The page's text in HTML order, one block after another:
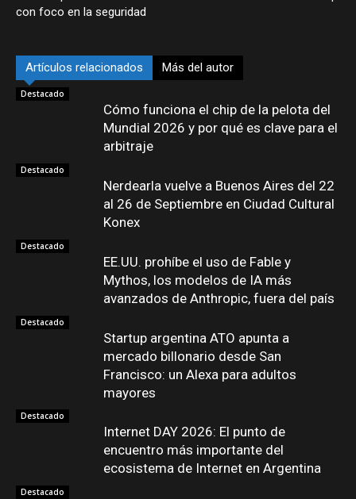
con foco en la seguridad
Artículos relacionados Más del autor
Destacado
Cómo funciona el chip de la pelota del
Mundial 2026 y por qué es clave para el
arbitraje
Destacado
Nerdearla vuelve a Buenos Aires del 22
al 26 de Septiembre en Ciudad Cultural
Konex
Destacado
EE.UU. prohíbe el uso de Fable y
Mythos, los modelos de IA más
avanzados de Anthropic, fuera del país
Destacado
Startup argentina ATO apunta a
mercado billonario desde San
Francisco: un Alexa para adultos
mayores
Destacado
Internet DAY 2026: El punto de
encuentro más importante del
ecosistema de Internet en Argentina
Destacado